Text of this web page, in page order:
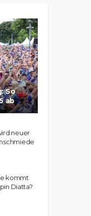
So
ab
neuer
kommt
Diatta?